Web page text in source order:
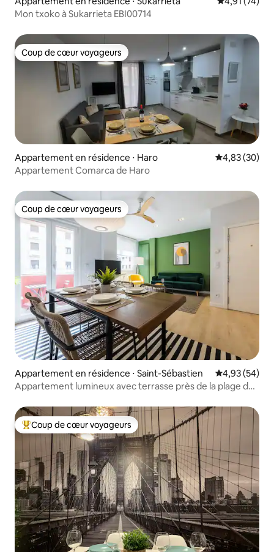
Mon txoko à Sukarrieta EBI00714
Coup de cœur voyageurs
Coup de cœur voyageurs
Appartement en résidence ⋅ Haro Évaluation
4,83 (30)
Appartement Comarca de Haro
Coup de cœur voyageurs
Coup de cœur voyageurs
Appartement en résidence ⋅ Saint-Sébastien Évaluation
4,93 (54)
Appartement lumineux avec terrasse près de la plage de
Coups de cœur voyageurs les plus appréciés
Coup de cœur voyageurs